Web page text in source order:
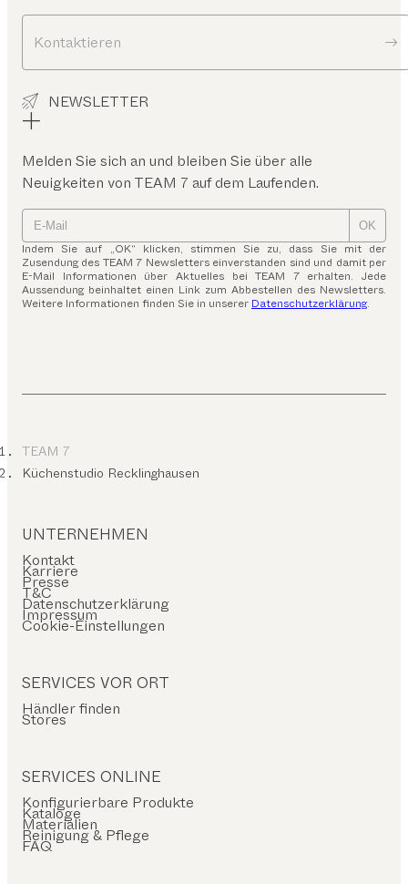
Kontaktieren
NEWSLETTER
Melden Sie sich an und bleiben Sie über alle
Neuigkeiten von TEAM 7 auf dem Laufenden.
OK
Indem Sie auf „OK“ klicken, stimmen Sie zu, dass Sie mit der
Zusendung des TEAM 7 Newsletters einverstanden sind und damit per
E-Mail Informationen über Aktuelles bei TEAM 7 erhalten. Jede
Aussendung beinhaltet einen Link zum Abbestellen des Newsletters.
Weitere Informationen finden Sie in unserer Datenschutzerklärung.
TEAM 7
Küchenstudio Recklinghausen
UNTERNEHMEN
Kontakt
Karriere
Presse
T&C
Datenschutzerklärung
Impressum
Cookie-Einstellungen
SERVICES VOR ORT
Händler finden
Stores
SERVICES ONLINE
Konfigurierbare Produkte
Kataloge
Materialien
Reinigung & Pflege
FAQ